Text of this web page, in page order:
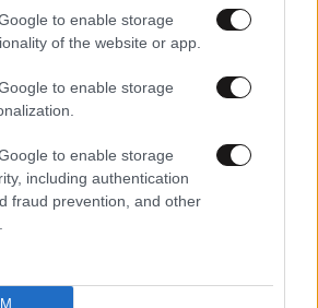
to enable storage
of the website or app.
to enable storage
to enable storage
including authentication
fraud prevention, and other